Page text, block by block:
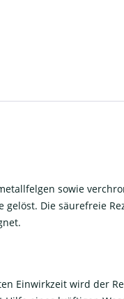
sowie
gelöst. Die säurefreie
Einwirkzeit wird der